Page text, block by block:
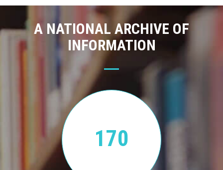
A NATIONAL ARCHIVE OF
INFORMATION
170